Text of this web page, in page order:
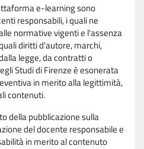
e-learning sono
responsabili, i quali ne
normative vigenti e l'assenza
diritti d'autore, marchi,
legge, da contratti o
Studi di Firenze è esonerata
in merito alla legittimità,
contenuti.
della pubblicazione sulla
del docente responsabile e
in merito al contenuto